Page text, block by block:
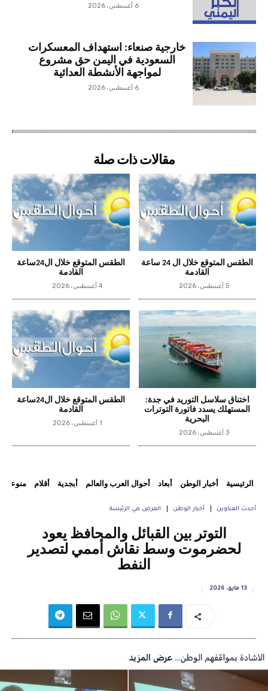
6 أغسطس، 2026
خارجية صنعاء: استهداف المعسكرات
السعودية في اليمن حق مشروع
لمواجهة الأنشطة العدائية
6 أغسطس، 2026
مقالات ذات صلة
الطقس المتوقع خلال ال 24 ساعة
القادمة
5 أغسطس، 2026
الطقس المتوقع خلال ال24ساعة
القادمة
4 أغسطس، 2026
اختناق سلاسل التوريد في جدة:
المستهلك يسدد فاتورة التوترات
البحرية
3 أغسطس، 2026
الطقس المتوقع خلال ال24ساعة
القادمة
1 أغسطس، 2026